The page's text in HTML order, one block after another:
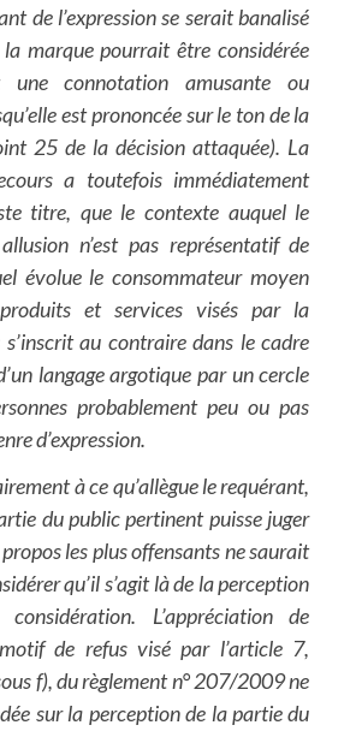
de l’expression se serait banalisé
marque pourrait être considérée
une connotation amusante ou
est prononcée sur le ton de la
25 de la décision attaquée). La
a toutefois immédiatement
titre, que le contexte auquel le
n’est pas représentatif de
évolue le consommateur moyen
et services visés par la
au contraire dans le cadre
langage argotique par un cercle
probablement peu ou pas
d’expression.
à ce qu’allègue le requérant,
du public pertinent puisse juger
les plus offensants ne saurait
qu’il s’agit là de la perception
L’appréciation de
de refus visé par l’article 7,
f), du règlement n° 207/2009 ne
sur la perception de la partie du